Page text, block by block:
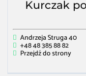
Kurczak
Andrzeja Struga 40
+48 48 385 88 82
Przejdź do strony